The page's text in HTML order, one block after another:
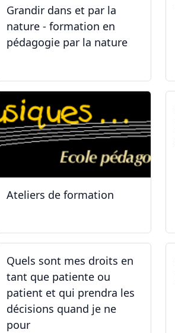
Grandir dans et par la
nature - formation en
pédagogie par la nature
Ateliers de formation
Quels sont mes droits en
tant que patiente ou
patient et qui prendra les
décisions quand je ne
pour